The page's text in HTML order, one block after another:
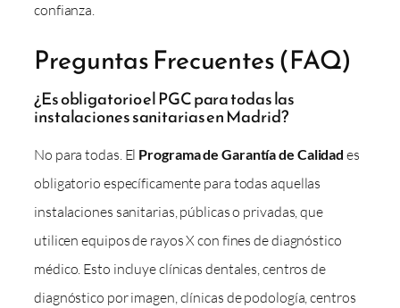
confianza.
Preguntas Frecuentes (FAQ)
¿Es obligatorio el PGC para todas las
instalaciones sanitarias en Madrid?
No para todas. El Programa de Garantía de Calidad es
obligatorio específicamente para todas aquellas
instalaciones sanitarias, públicas o privadas, que
utilicen equipos de rayos X con fines de diagnóstico
médico. Esto incluye clínicas dentales, centros de
diagnóstico por imagen, clínicas de podología, centros